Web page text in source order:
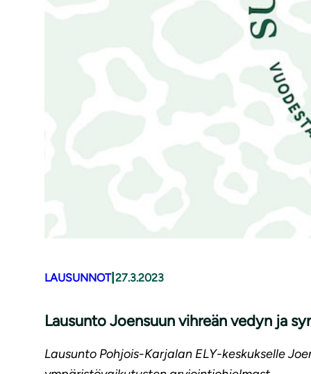
LAUSUNNOT| 27.3.2023
Lausunto Joensuun vihreän vedyn ja
Lausunto Pohjois-Karjalan ELY-keskukselle